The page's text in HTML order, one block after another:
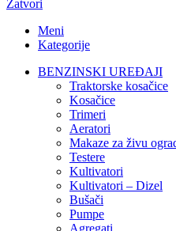
Zatvori
Meni
Kategorije
BENZINSKI UREĐAJI
Traktorske kosačice
Kosačice
Trimeri
Aeratori
Makaze za živu
Testere
Kultivatori
Kultivatori – Dizel
Bušači
Pumpe